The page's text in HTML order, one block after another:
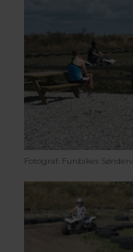
Fotograf: Funbikes